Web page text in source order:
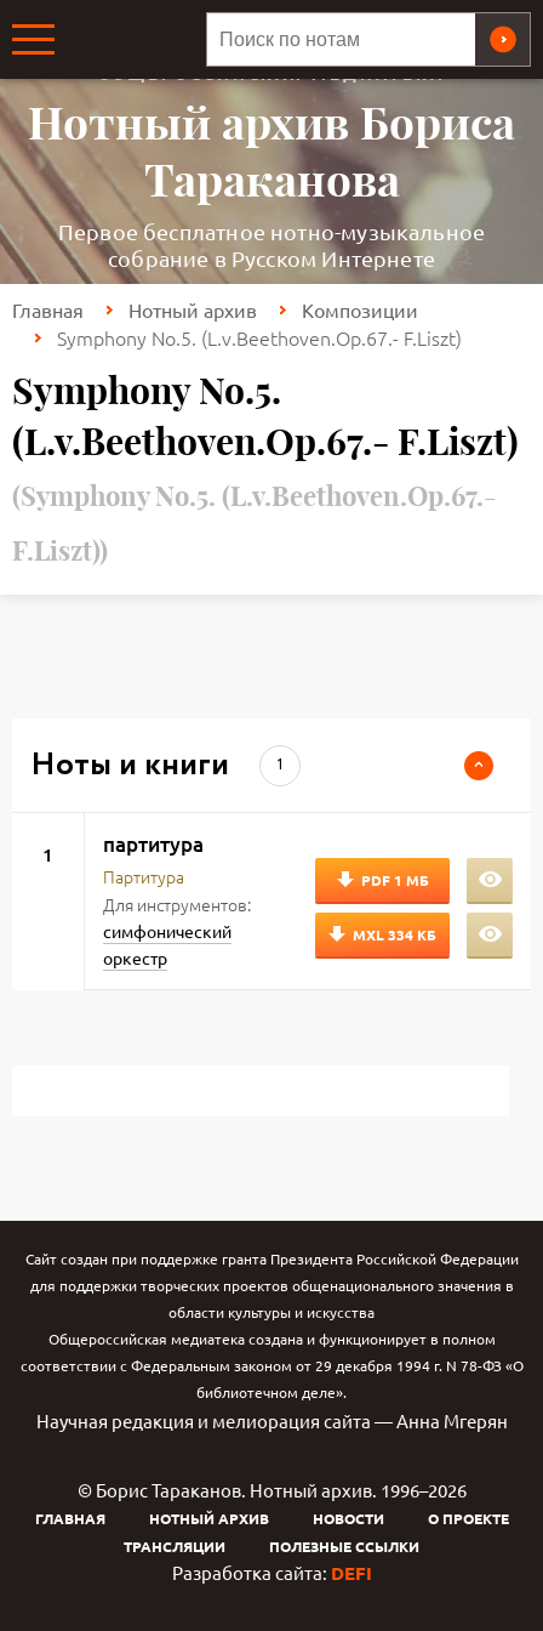
ОБЩЕРОССИЙСКАЯ МЕДИАТЕКА
Нотный архив Бориса
Тараканова
Первое бесплатное нотно-музыкальное
собрание в Русском Интернете
Главная Нотный архив Композиции
Symphony No.5. (L.v.Beethoven.Op.67.- F.Liszt)
Symphony No.5.
(L.v.Beethoven.Op.67.- F.Liszt)
(Symphony No.5. (L.v.Beethoven.Op.67.-
F.Liszt))
Ноты и книги 1
1 партитура
Партитура
Для инструментов:
симфонический
оркестр
PDF 1 МБ
MXL334 КБ
Сайт создан при поддержке гранта Президента Российской Федерации
для поддержки творческих проектов общенационального значения в
области культуры и искусства
Общероссийская медиатека создана и функционирует в полном
соответствии с Федеральным законом от 29 декабря 1994 г. N 78-ФЗ «О
библиотечном деле».
Научная редакция и мелиорация сайта — Анна Мгерян
© Борис Тараканов. Нотный архив. 1996–2026
ГЛАВНАЯ НОТНЫЙ АРХИВ НОВОСТИ
О ПРОЕКТЕ
ТРАНСЛЯЦИИ
ПОЛЕЗНЫЕ ССЫЛКИ
Разработка сайта: DEFI